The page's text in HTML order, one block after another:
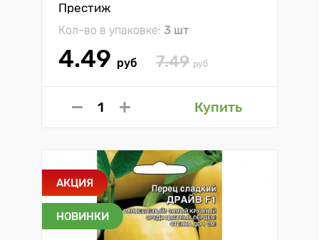
Престиж
Кол-во в упаковке: 3 шт
4.49 руб 7.49 руб
Купить
АКЦИЯ
НОВИНКИ